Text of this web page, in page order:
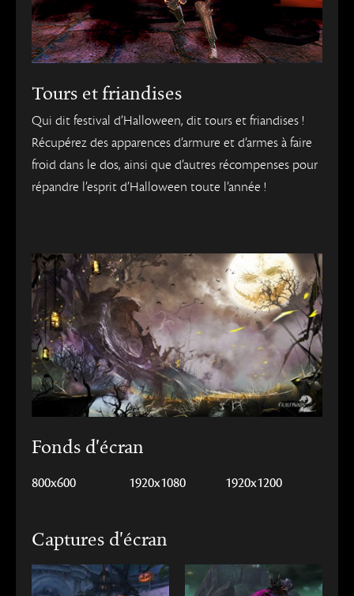
Tours et friandises
Qui dit festival d’Halloween, dit tours et friandises !
Récupérez des apparences d’armure et d’armes à faire
froid dans le dos, ainsi que d’autres récompenses pour
répandre l’esprit d’Halloween toute l’année !
Fonds d'écran
800x600 1920x1080 1920x1200
Captures d'écran